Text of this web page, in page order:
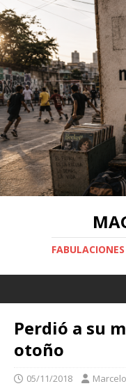
Perdió a su
otoño
05/11/2018